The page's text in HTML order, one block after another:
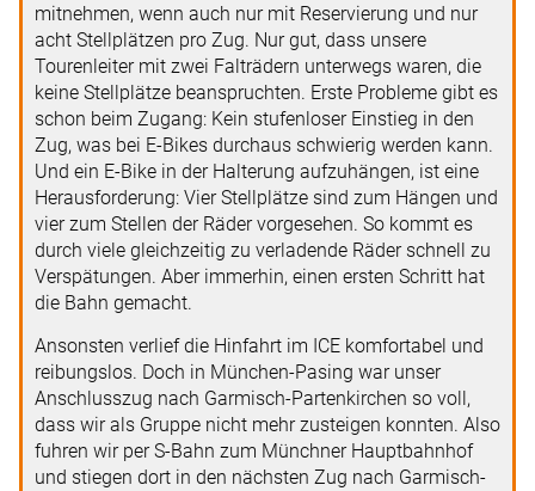
mitnehmen, wenn auch nur mit Reservierung und nur
acht Stellplätzen pro Zug. Nur gut, dass unsere
Tourenleiter mit zwei Falträdern unterwegs waren, die
keine Stellplätze beanspruchten. Erste Probleme gibt es
schon beim Zugang: Kein stufenloser Einstieg in den
Zug, was bei E-Bikes durchaus schwierig werden kann.
Und ein E-Bike in der Halterung aufzuhängen, ist eine
Herausforderung: Vier Stellplätze sind zum Hängen und
vier zum Stellen der Räder vorgesehen. So kommt es
durch viele gleichzeitig zu verladende Räder schnell zu
Verspätungen. Aber immerhin, einen ersten Schritt hat
die Bahn gemacht.
Ansonsten verlief die Hinfahrt im ICE komfortabel und
reibungslos. Doch in München-Pasing war unser
Anschlusszug nach Garmisch-Partenkirchen so voll,
dass wir als Gruppe nicht mehr zusteigen konnten. Also
fuhren wir per S-Bahn zum Münchner Hauptbahnhof
und stiegen dort in den nächsten Zug nach Garmisch-